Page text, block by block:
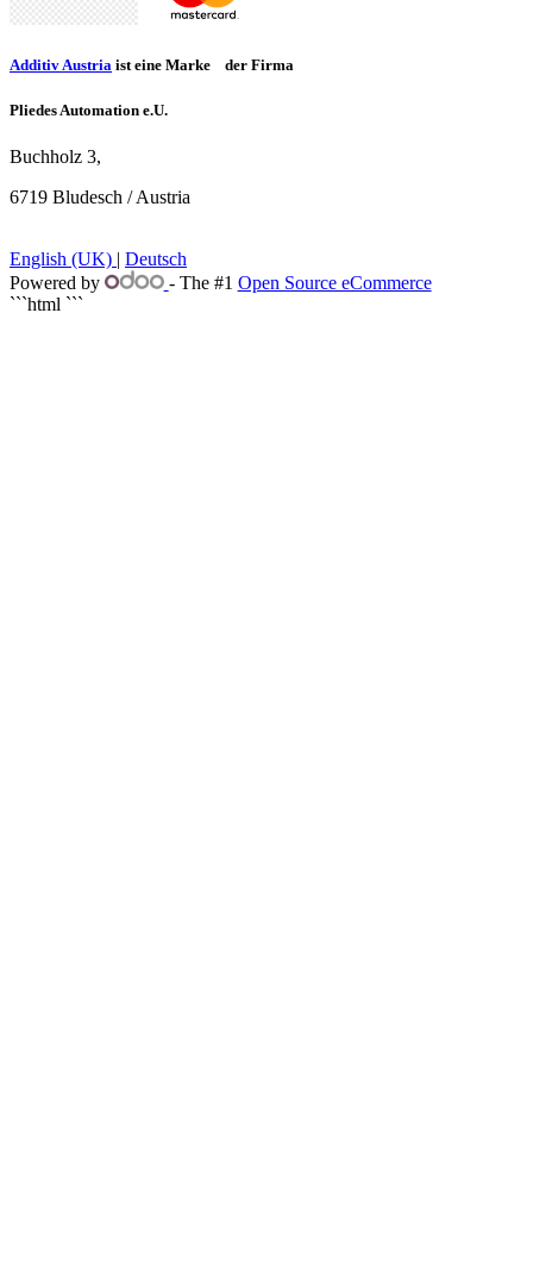
Additiv Austria ist eine Marke ​der Firma
Pliedes Automation e.U.
Buchholz 3,
6719 Bludesch / Austria
English (UK) | Deutsch
Powered by
- The #1 Open Source eCommerce
```html ```